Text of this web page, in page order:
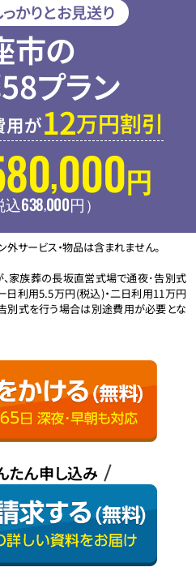
かりとお見送り
市の
プラン
用が12万円割引
,000 円
込638,000円 ）
サービス・物品は含まれません。
家族葬の長坂直営式場で通夜･告別式
日利用5.5万円(税込)・二日利用11万円
別式を行う場合は別途費用が必要とな
たん申し込み